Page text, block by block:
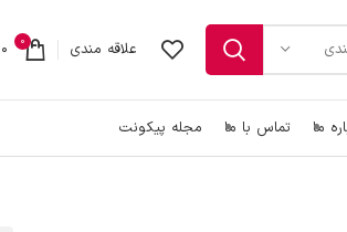
علاقه مندی 0
0
ما تماس با ما مجله پیکونت